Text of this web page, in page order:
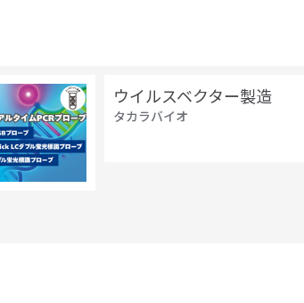
ウイルスベクター製造
タカラバイオ